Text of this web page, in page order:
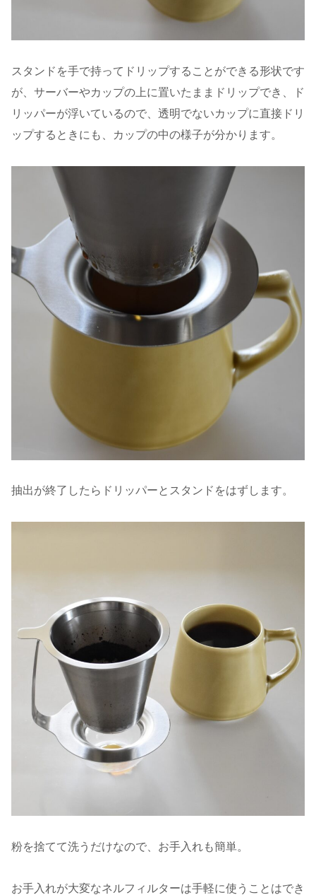
スタンドを手で持ってドリップすることができる形状です
が、サーバーやカップの上に置いたままドリップでき、ド
リッパーが浮いているので、透明でないカップに直接ドリ
ップするときにも、カップの中の様子が分かります。
抽出が終了したらドリッパーとスタンドをはずします。
粉を捨てて洗うだけなので、お手入れも簡単。
お手入れが大変なネルフィルターは手軽に使うことはでき